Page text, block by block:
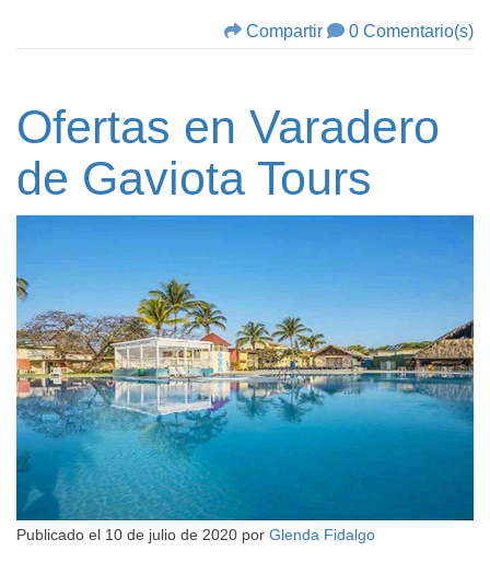
Compartir 0 Comentario(s)
Ofertas en Varadero
de Gaviota Tours
Publicado el 10 de julio de 2020 por Glenda Fidalgo